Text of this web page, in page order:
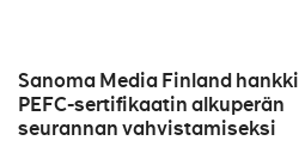
Sanoma Media Finland hankki
PEFC-sertifikaatin alkuperän
seurannan vahvistamiseksi